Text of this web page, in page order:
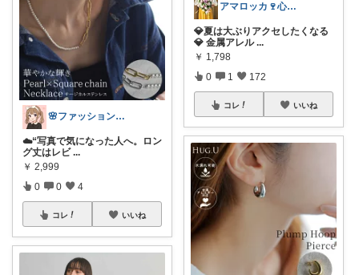
🌸ファッションハナコの可愛さラボ🌸
☁️“写真で気になった人へ。ロン
グ丈はレビ ...
￥ 2,999
0 0 4
コレ いいね
アマロッカ🍷心地酔い暮らし🌿
💎夏は大ぶりアクセしたくなる
💎 金属アレル ...
￥ 1,798
0 1 172
コレ いいね